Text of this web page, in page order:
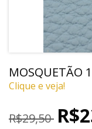
MOSQUETÃO
Clique e veja!
R$29,50